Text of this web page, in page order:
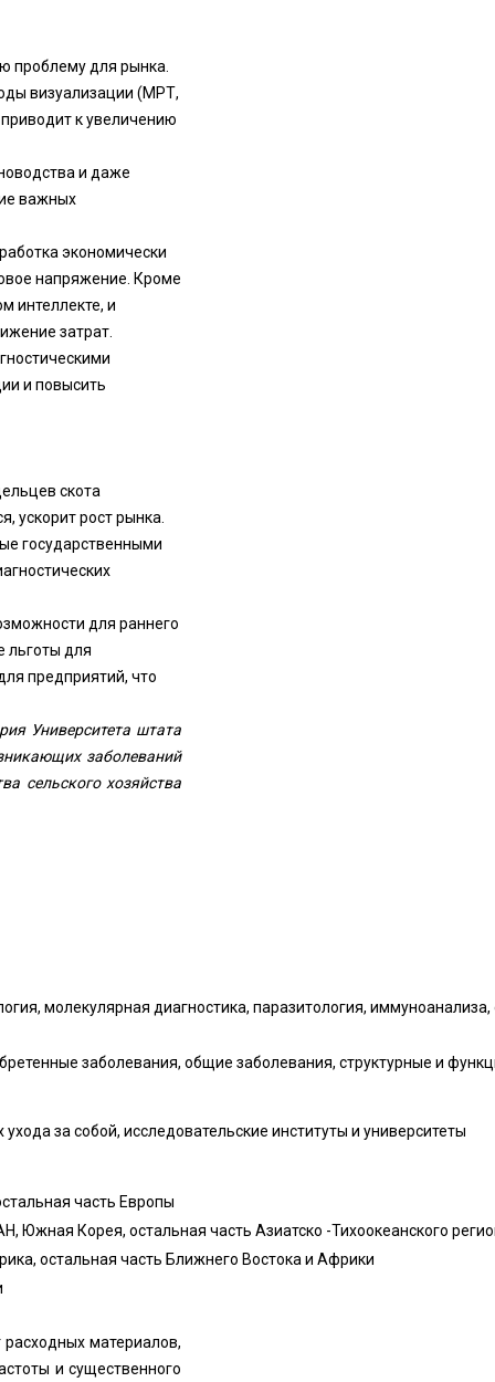
проблему для рынка.
визуализации (МРТ,
к увеличению
и даже
важных
экономически
напряжение. Кроме
интеллекте, и
затрат.
и повысить
скота
ускорит рост рынка.
государственными
для раннего
льготы для
предприятий, что
Университета штата
заболеваний
сельского хозяйства
молекулярная диагностика, паразитология, иммуноанализа,
заболевания, общие заболевания, структурные и
за собой, исследовательские институты и университеты
часть Европы
Южная Корея, остальная часть Азиатско -Тихоокеанского
остальная часть Ближнего Востока и Африки
материалов,
и существенного